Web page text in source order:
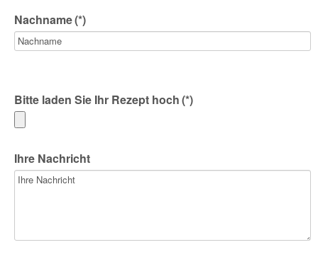
Nachname(*)
Bitte laden Sie Ihr Rezept hoch(*)
Ihre Nachricht